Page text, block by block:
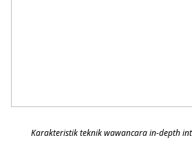
Karakteristik teknik wawancara in-depth